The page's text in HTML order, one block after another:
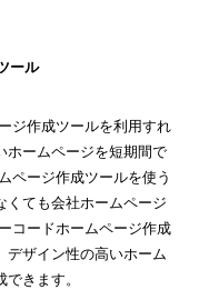
ール
ホームページを短期間で
ページ作成ツールを使う
くても会社ホームページ
コードホームページ作成
デザイン性の高いホーム
きます。